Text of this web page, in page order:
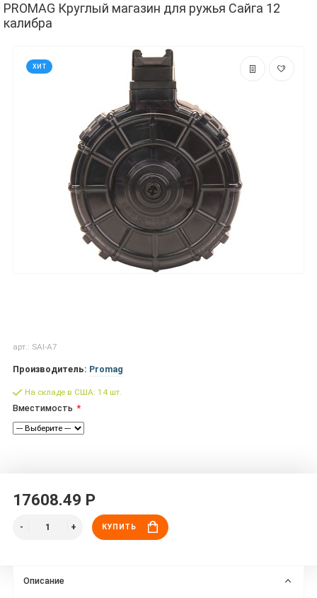
PROMAG Круглый магазин для ружья Сайга 12
калибра
ХИТ
арт.: SAI-A7
Производитель: Promag
На складе в США: 14 шт.
Вместимость
17608.49 Р
КУПИТЬ
Описание